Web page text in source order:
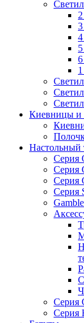
Киевницы и
Настольный
Серия
Серия
Серия
Серия
Серия
Серия